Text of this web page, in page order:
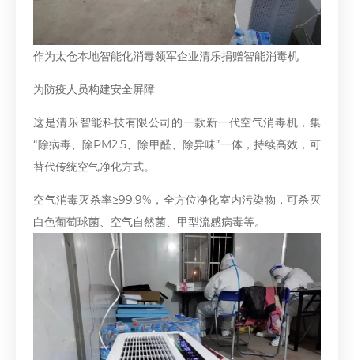
作为太仓本地智能化消毒领军企业清乐捐赠智能消毒机
为防疫人员构建安全屏障
这是清乐智能科技有限公司的一款新一代空气消毒机，集
“除病毒、除PM2.5、除甲醛、除异味”一体，持续高效，可
替代传统空气净化方式。
空气消毒灭杀率≥99.9%，全方位净化室内污染物，可杀灭
白色葡萄球菌、空气自然菌、甲型流感病毒等。